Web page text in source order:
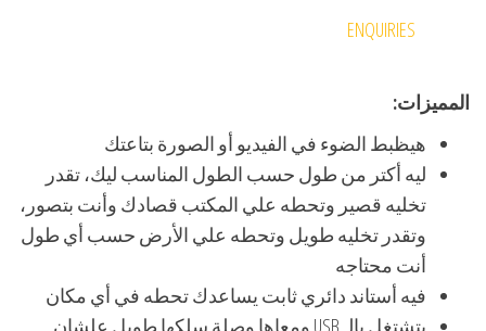
ENQUIRIES
المميزات:
هيظبط الضوء في الفيديو أو الصورة بتاعتك
ليه أكتر من طول حسب الطول المناسب ليك، تقدر
تخليه قصير وتحطه علي المكتب قصادك وأنت بتصور،
وتقدر تخليه طويل وتحطه علي الأرض حسب أي طول
أنت محتاجه
فيه أستاند دائري ثابت يساعدك تحطه في أي مكان
بتشتغل بالـ USB ومعاها وصلة سلكها طويل علشان